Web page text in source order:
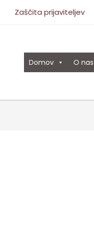
Zaščita prijaviteljev
Domov O nas